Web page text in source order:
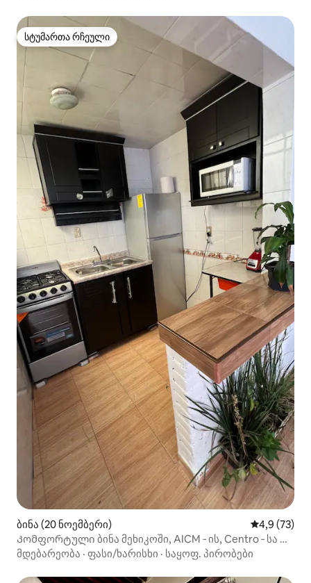
სტუმართა რჩეული
სტუმართა რჩეული
ბინა (20 ნოემბერი) საშუალო
4,9 (73)
Კომფორტული ბინა მეხიკოში, AICM ‑ ის, Centro ‑ სა და
GNP ‑ ს ფორუმებს შორის
მდებარეობა · ფასი/ხარისხი · საყოფ. პირობები